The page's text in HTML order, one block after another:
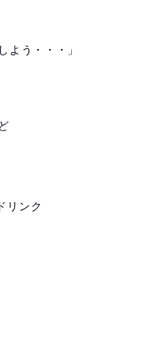
よう・・・」
リンク